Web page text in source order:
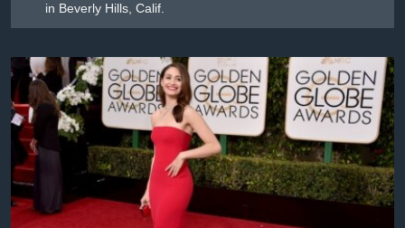
in Beverly Hills, Calif.